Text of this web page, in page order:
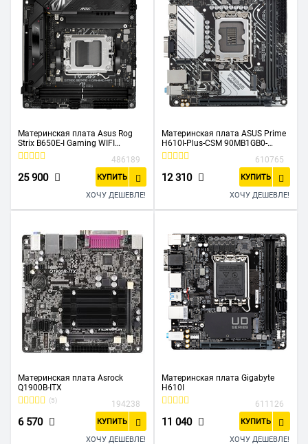
Материнская плата Asus Rog
Strix B650E-I Gaming WIFI
90MB1BI0-M0EAY0
486189
25 900 КУПИТЬ
ХОЧУ ДЕШЕВЛЕ!
Материнская плата ASUS Prime
H610I-Plus-CSM 90MB1GB0-
M0EAYC
610765
12 310 КУПИТЬ
ХОЧУ ДЕШЕВЛЕ!
Материнская плата Asrock
Q1900B-ITX
(5) 194238
6 570 КУПИТЬ
ХОЧУ ДЕШЕВЛЕ!
Материнская плата Gigabyte
H610I
611126
11 040 КУПИТЬ
ХОЧУ ДЕШЕВЛЕ!